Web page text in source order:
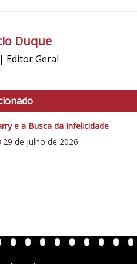
Duque
Editor Geral
e a Busca da Infelicidade
29 de julho de 2026